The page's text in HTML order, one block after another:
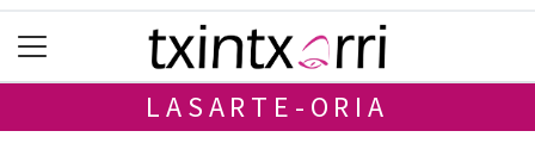
LASARTE-ORIA